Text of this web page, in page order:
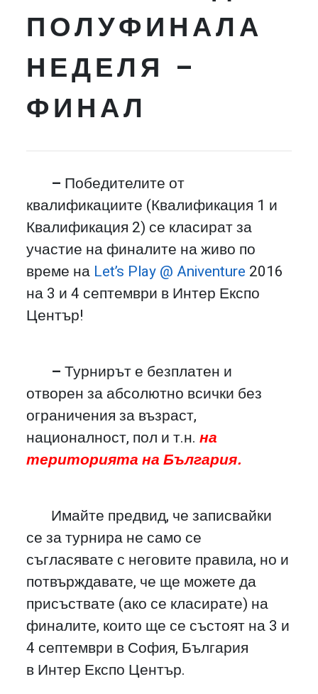
ПОЛУФИНАЛА
НЕДЕЛЯ –
ФИНАЛ
– Победителите от
квалификациите (Квалификация 1 и
Квалификация 2) се класират за
участие на финалите на живо по
време на Let’s Play @ Aniventure 2016
на 3 и 4 септември в Интер Експо
Център!
–Турнирът е безплатен и
отворен за абсолютно всички без
ограничения за възраст,
националност, пол и т.н.на
територията на България.
Имайте предвид, че записвайки
се за турнира не само се
съгласявате с неговите правила, но и
потвърждавате, че ще можете да
присъствате (ако се класирате) на
финалите, които ще се състоят на 3 и
4 септември в София, България
в Интер Експо Център.